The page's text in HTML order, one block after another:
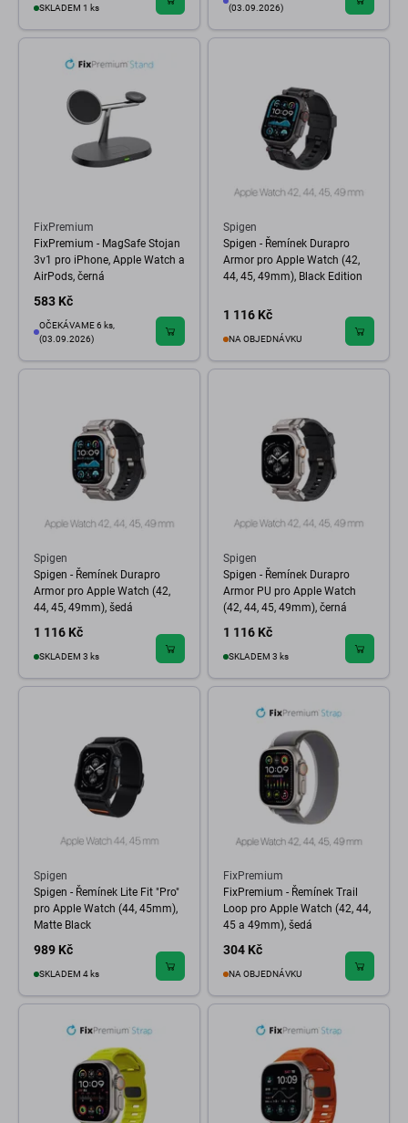
SKLADEM 1 ks
(03.09.2026)
FixPremium
FixPremium - MagSafe Stojan
3v1 pro iPhone, Apple Watch a
AirPods, černá
583 Kč
OČEKÁVAME 6 ks,
(03.09.2026)
Spigen
Spigen - Řemínek Durapro
Armor pro Apple Watch (42,
44, 45, 49mm), Black Edition
1 116 Kč
NA OBJEDNÁVKU
Spigen
Spigen - Řemínek Durapro
Armor pro Apple Watch (42,
44, 45, 49mm), šedá
1 116 Kč
SKLADEM 3 ks
Spigen
Spigen - Řemínek Durapro
Armor PU pro Apple Watch
(42, 44, 45, 49mm), černá
1 116 Kč
SKLADEM 3 ks
Spigen
Spigen - Řemínek Lite Fit "Pro"
pro Apple Watch (44, 45mm),
Matte Black
989 Kč
SKLADEM 4 ks
FixPremium
FixPremium - Řemínek Trail
Loop pro Apple Watch (42, 44,
45 a 49mm), šedá
304 Kč
NA OBJEDNÁVKU